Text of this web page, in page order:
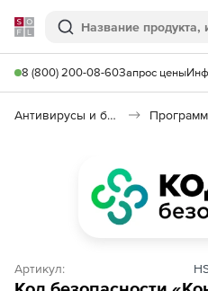
Softline
Поиск
8 (800) 200-08-60Запрос цены
Антивирусы и безопасность
Артикул: